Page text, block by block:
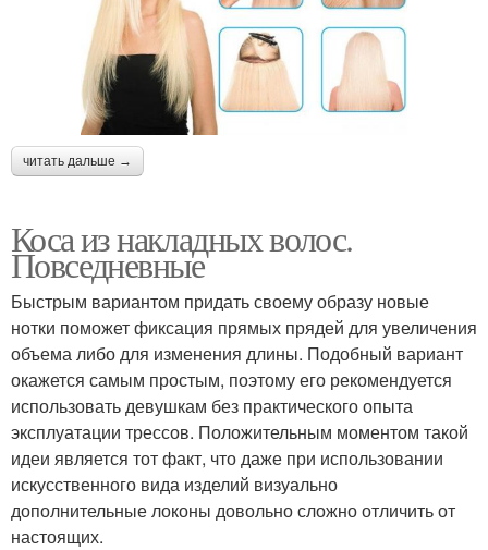
читать дальше →
Коса из накладных волос.
Повседневные
Быстрым вариантом придать своему образу новые
нотки поможет фиксация прямых прядей для увеличения
объема либо для изменения длины. Подобный вариант
окажется самым простым, поэтому его рекомендуется
использовать девушкам без практического опыта
эксплуатации трессов. Положительным моментом такой
идеи является тот факт, что даже при использовании
искусственного вида изделий визуально
дополнительные локоны довольно сложно отличить от
настоящих.